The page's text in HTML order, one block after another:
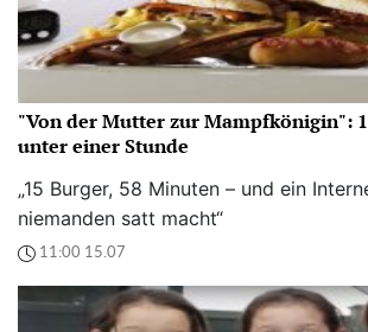
"Von der Mutter zur Mampfkönigin":
unter einer Stunde
„15 Burger, 58 Minuten – und ein
niemanden satt macht“
11:00 15.07